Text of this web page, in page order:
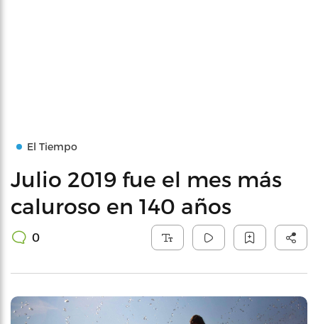
El Tiempo
Julio 2019 fue el mes más
caluroso en 140 años
0